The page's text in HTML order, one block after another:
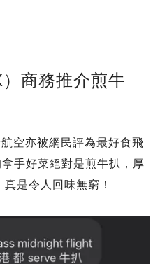
商務推介煎牛
空亦被網民評為最好食飛
手好菜絕對是煎牛扒，厚
是令人回味無窮！